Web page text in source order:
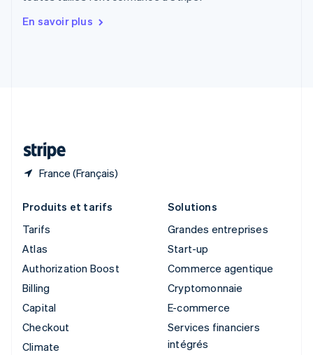
En savoir plus
France (Français)
English
Produits et tarifs
Tarifs
Atlas
Authorization Boost
Billing
Capital
Checkout
Climate
Solutions
Grandes entreprises
Start-up
Commerce agentique
Cryptomonnaie
E-commerce
Services financiers
intégrés